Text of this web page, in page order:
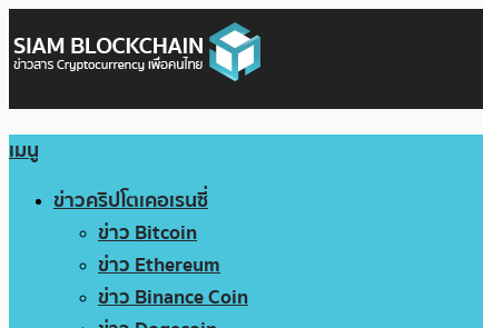
เมนู
ข่าวคริปโตเคอเรนซี่
ข่าว Bitcoin
ข่าว Ethereum
ข่าว Binance Coin